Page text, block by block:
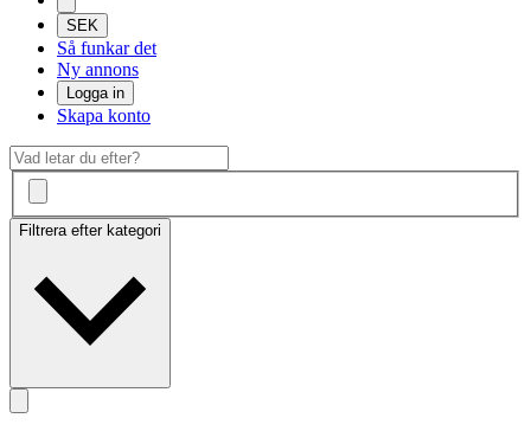
SEK
Så funkar det
Ny annons
Logga in
Skapa konto
Filtrera efter kategori